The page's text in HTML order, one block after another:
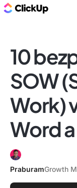
10
SOW
Work)
Word
PraburamGrowth